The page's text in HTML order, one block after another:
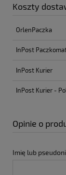
Koszty
Cena nie
OrlenPaczka
InPost
InPost Kurier
InPost Kurier -
Opinie o
Imię lub